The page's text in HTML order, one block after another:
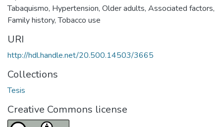
Tabaquismo, Hypertension, Older adults, Associated factors,
Family history,Tobacco use
URI
http://hdl.handle.net/20.500.14503/3665
Collections
Tesis
Creative Commons license